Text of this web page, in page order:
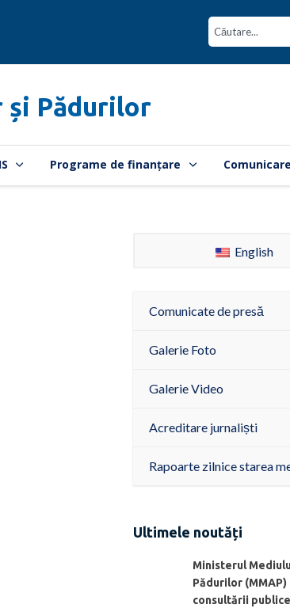
Pădurilor
Programe de finanțare Comunicare
English
Comunicate de presă
Galerie Foto
Galerie Video
Acreditare jurnaliști
Rapoarte zilnice starea
Ultimele noutăți
Ministerul
Pădurilor (MMAP)
consultării